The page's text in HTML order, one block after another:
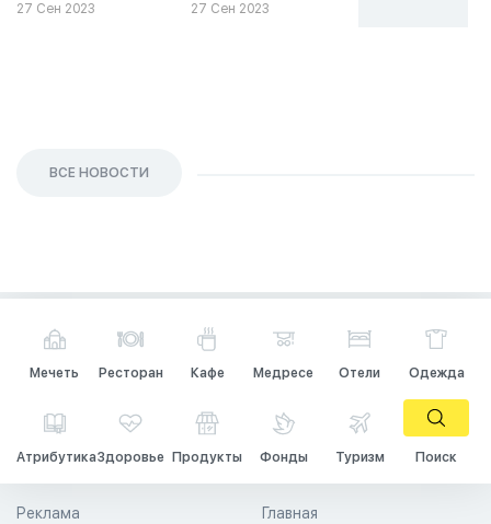
27 Сен 2023 27 Сен 2023
ВСЕ НОВОСТИ
Мечеть Ресторан Кафе Медресе Отели Одежда
АтрибутикаЗдоровье Продукты Фонды Туризм Поиск
Главная
Реклама